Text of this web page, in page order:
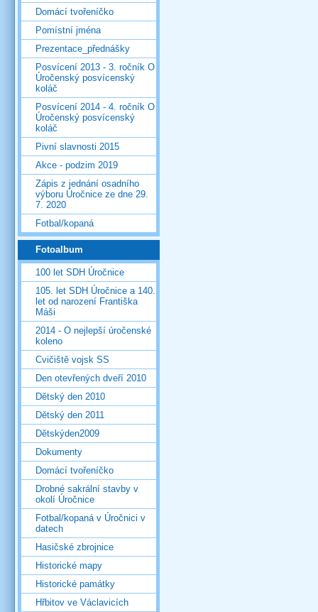
Domácí tvořeníčko
Pomístní jména
Prezentace_přednášky
Posvícení 2013 - 3. ročník O
Úročenský posvícenský
koláč
Posvícení 2014 - 4. ročník O
Úročenský posvícenský
koláč
Pivní slavnosti 2015
Akce - podzim 2019
Zápis z jednání osadního
výboru Úročnice ze dne 29.
7. 2020
Fotbal/kopaná
Fotoalbum
100 let SDH Úročnice
105. let SDH Úročnice a 140.
let od narození Františka
Máši
2014 - O nejlepší úročenské
koleno
Cvičiště vojsk SS
Den otevřených dveří 2010
Dětský den 2010
Dětský den 2011
Dětskýden2009
Dokumenty
Domácí tvořeníčko
Drobné sakrální stavby v
okolí Úročnice
Fotbal/kopaná v Úročnici v
datech
Hasičské zbrojnice
Historické mapy
Historické památky
Hřbitov ve Václavicích